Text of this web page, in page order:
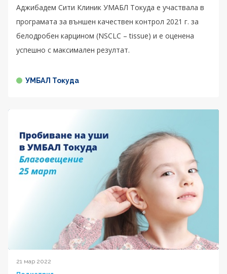
Аджибадем Сити Клиник УМАБЛ Токуда е участвала в
програмата за външен качествен контрол 2021 г. за
белодробен карцином (NSCLC – tissue) и е оценена
успешно с максимален резултат.
УМБАЛ Токуда
21 мар 2022